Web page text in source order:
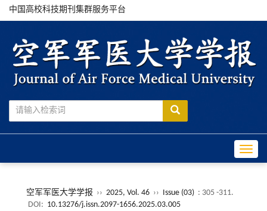
中国高校科技期刊集群服务平台
空军军医大学学报 ›› 2025, Vol. 46 ›› Issue (03) : 305 -311.
DOI: 10.13276/j.issn.2097-1656.2025.03.005